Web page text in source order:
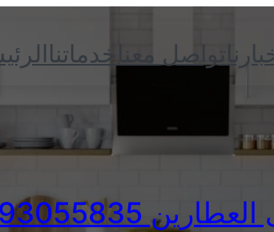
خدماتنا تواصل معنا
01093055835